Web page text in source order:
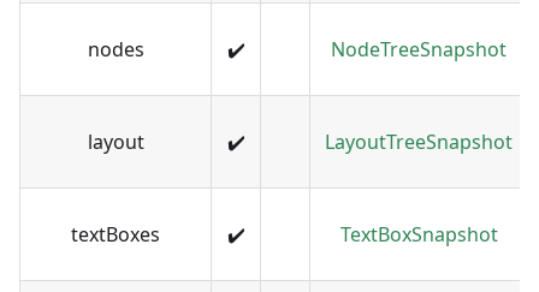
nodes ✔️ NodeTreeSnapshot
layout ✔️ LayoutTreeSnapshot
textBoxes ✔️ TextBoxSnapshot